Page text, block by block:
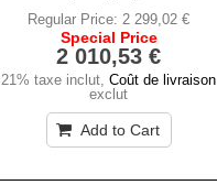
Regular Price: 2 299,02 €
Special Price
2 010,53 €
21% taxe inclut,Coût de livraison
exclut
Add to Cart